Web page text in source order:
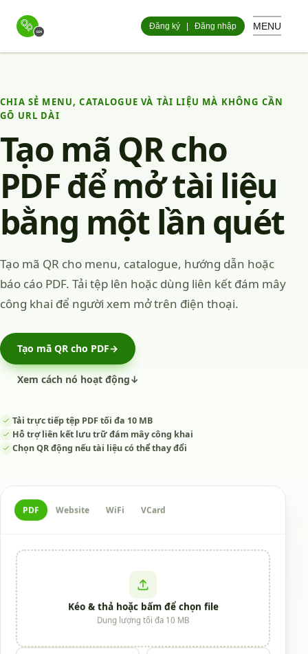
Đăng ký Đăng nhập MENU
CHIA SẺ MENU, CATALOGUE VÀ TÀI LIỆU MÀ KHÔNG CẦN
GÕ URL DÀI
Tạo mã QR cho
PDF để mở tài liệu
bằng một lần quét
Tạo mã QR cho menu, catalogue, hướng dẫn hoặc
báo cáo PDF. Tải tệp lên hoặc dùng liên kết đám mây
công khai để người xem mở trên điện thoại.
Tạo mã QR cho PDF→
Xem cách nó hoạt động↓
Tải trực tiếp tệp PDF tối đa 10 MB
Hỗ trợ liên kết lưu trữ đám mây công khai
Chọn QR động nếu tài liệu có thể thay đổi
PDF Website WiFi VCard
Kéo & thả hoặc bấm để chọn file
Dung lượng tối đa 10 MB